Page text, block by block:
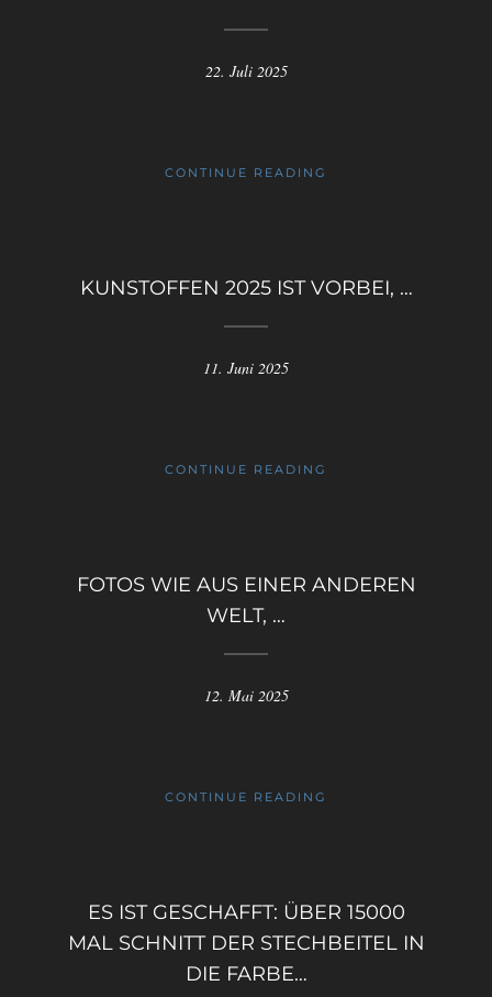
22. Juli 2025
CONTINUE READING
KUNSTOFFEN 2025 IST VORBEI, …
11. Juni 2025
CONTINUE READING
FOTOS WIE AUS EINER ANDEREN
WELT, …
12. Mai 2025
CONTINUE READING
ES IST GESCHAFFT: ÜBER 15000
MAL SCHNITT DER STECHBEITEL IN
DIE FARBE…